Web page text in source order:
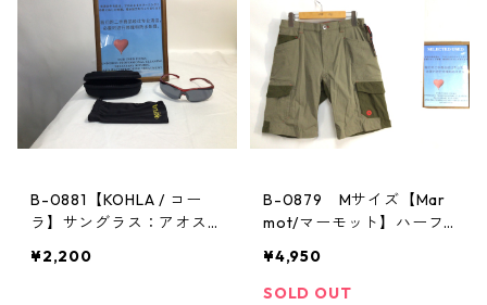
B-0881【KOHLA / コー
ラ】サングラス：アオスタ
¥2,200
B-0879 Mサイズ【Mar
mot/マーモット】ハーフ
Men's BGOL
¥4,950
SOLD OUT